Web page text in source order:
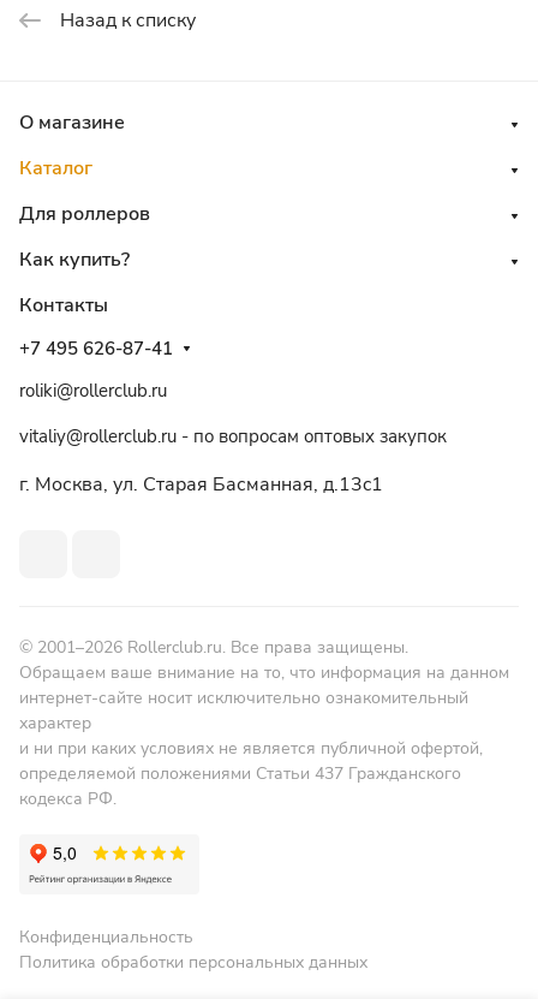
Назад к списку
О магазине
Каталог
Для роллеров
Как купить?
Контакты
+7 495 626-87-41
roliki@rollerclub.ru
vitaliy@rollerclub.ru - по вопросам оптовых закупок
г. Москва, ул. Старая Басманная, д.13c1
© 2001–2026 Rollerclub.ru. Все права защищены.
Обращаем ваше внимание на то, что информация на данном
интернет-сайте носит исключительно ознакомительный
характер
и ни при каких условиях не является публичной офертой,
определяемой положениями Статьи 437 Гражданского
кодекса РФ.
Конфиденциальность
Политика обработки персональных данных